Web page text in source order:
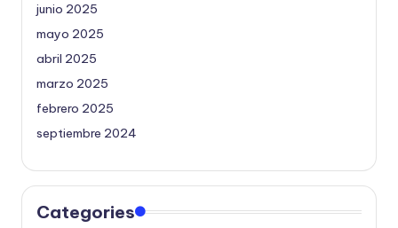
junio 2025
mayo 2025
abril 2025
marzo 2025
febrero 2025
septiembre 2024
Categories